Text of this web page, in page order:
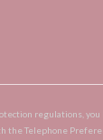
regulations,
the Telephone